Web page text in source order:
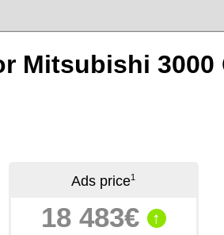
Mitsubishi 3000
Ads price1
18 483€ ↑